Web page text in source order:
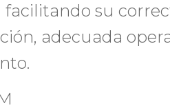
su
adecuada